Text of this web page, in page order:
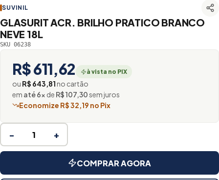
SUVINIL
GLASURIT ACR. BRILHO PRATICO BRANCO
NEVE 18L
SKU 06238
R$ 611,62 à vista no PIX
ou R$ 643,81no cartão
em até 6× de R$ 107,30sem juros
Economize R$ 32,19 no Pix
− +
COMPRAR AGORA